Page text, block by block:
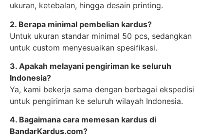
ukuran, ketebalan, hingga desain printing.
2. Berapa minimal pembelian kardus?
Untuk ukuran standar minimal 50 pcs, sedangkan
untuk custom menyesuaikan spesifikasi.
3. Apakah melayani pengiriman ke seluruh
Indonesia?
Ya, kami bekerja sama dengan berbagai ekspedisi
untuk pengiriman ke seluruh wilayah Indonesia.
4. Bagaimana cara memesan kardus di
BandarKardus.com?